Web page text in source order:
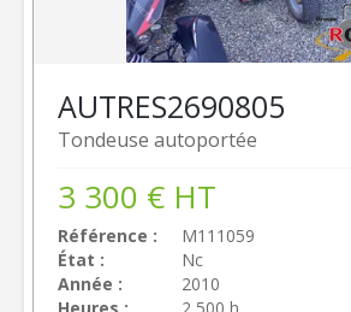
Tondeuse autoportée
AUTRES2690805
Référence
M111059
État
Nc
Année
2010
3 300 € HT